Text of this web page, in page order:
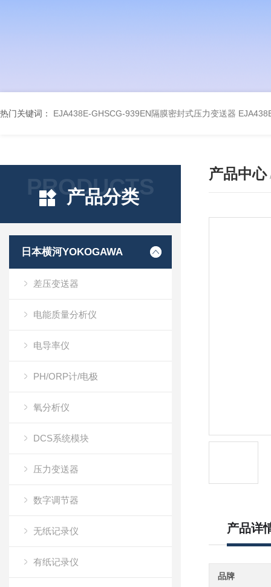
热门关键词： EJA438E-GHSCG-939EN隔膜密封式压力变送器
PRODUCTS
产品分类
日本横河YOKOGAWA
差压变送器
电能质量分析仪
电导率仪
PH/ORP计/电极
氧分析仪
DCS系统模块
压力变送器
数字调节器
无纸记录仪
有纸记录仪
产品中心
产品详
品牌